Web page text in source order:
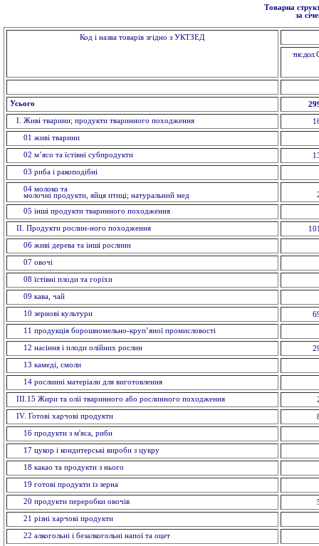
Товарна
за
Код і назва товарів згідно з УКТЗЕД
Усього
I. Живi тварини; продукти тваринного походження
01 живi тварини
02 м’ясо та їстівні субпродукти
03 риба i ракоподібні
04 молоко та
молочні продукти, яйця птиці; натуральний мед
05 інші продукти тваринного походження
II. Продукти рослин-ного походження
06 живі дерева та інші рослини
07 овочi
08 їстівні плоди та горіхи
09 кава, чай
10 зерновi культури
11 продукція борошномельно-круп’яної промисловості
12 насiння і плоди олійних рослин
13 камеді, смоли
14 рослинні матеріали для виготовлення
ІІІ.15 Жири та олії тваринного або рослинного походження
IV. Готові харчові продукти
16 продукти з м'яса, риби
17 цукор і кондитерські вироби з цукру
18 какао та продукти з нього
19 готові продукти із зерна
20 продукти переробки овочів
21 різні харчові продукти
22 алкогольні і безалкогольні напої та оцет